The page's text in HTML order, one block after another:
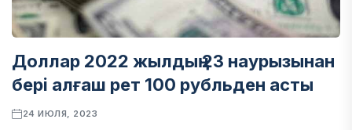
Доллар 2022 жылдың 23 наурызынан
бері алғаш рет 100 рубльден асты
24 ИЮЛЯ, 2023